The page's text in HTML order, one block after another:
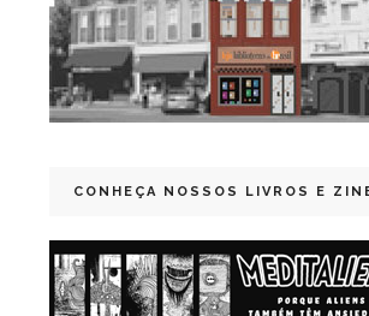
CONHEÇA NOSSOS LIVROS E